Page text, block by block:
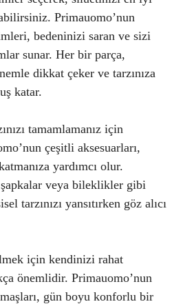
Primauomo’nun
bedeninizi saran ve sizi
sunar. Her bir parça,
dikkat çeker ve tarzınıza
katar.
tamamlamanız için
çeşitli aksesuarları,
yardımcı olur.
veya bileklikler gibi
tarzınızı yansıtırken göz alıcı
için kendinizi rahat
önemlidir. Primauomo’nun
gün boyu konforlu bir